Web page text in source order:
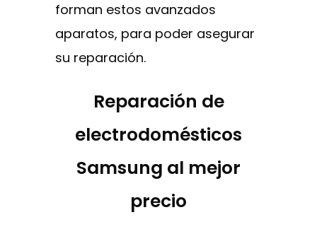
forman estos avanzados
aparatos, para poder asegurar
su reparación.
Reparación de
electrodomésticos
Samsung al mejor
precio